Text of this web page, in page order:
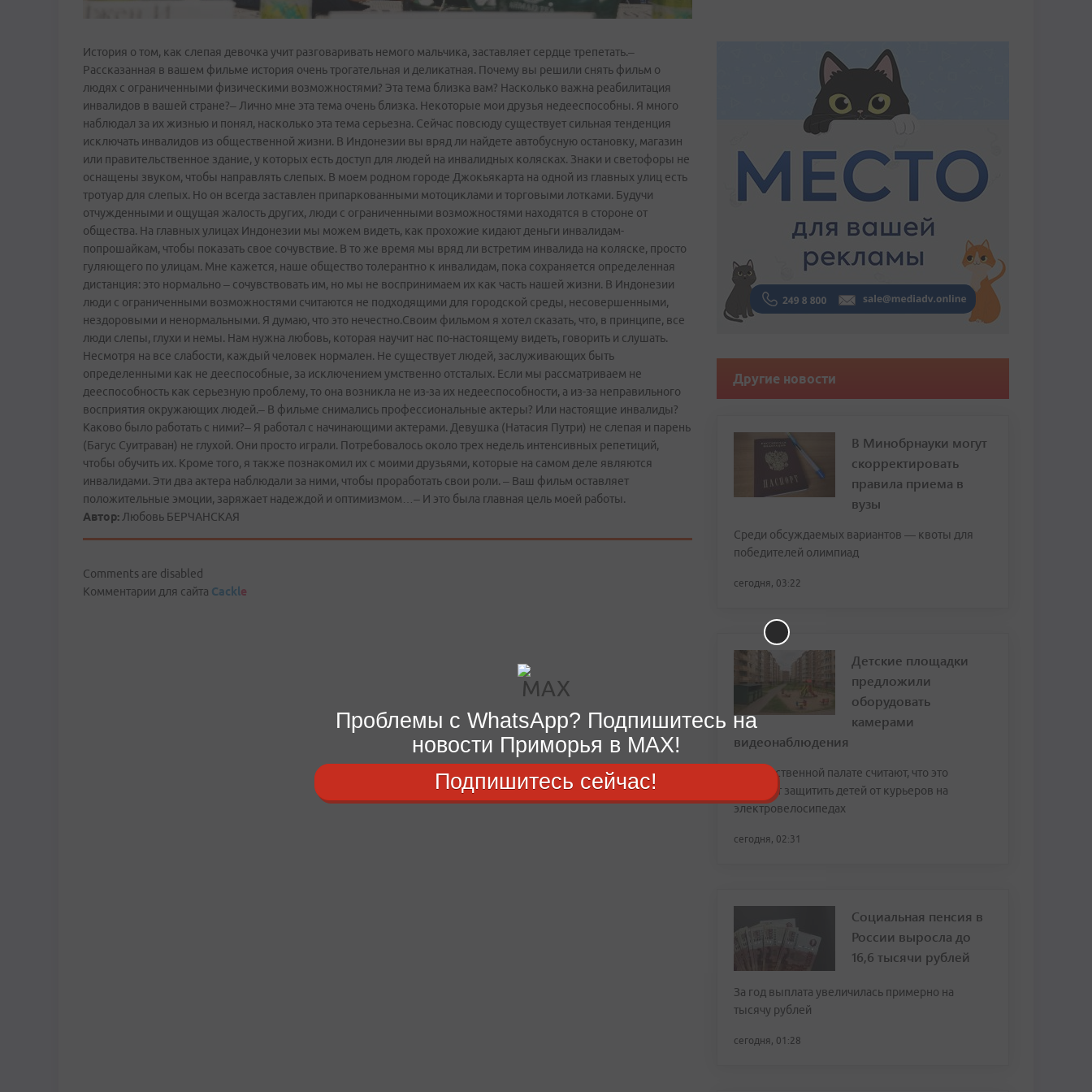
История о том, как слепая девочка учит разговаривать немого мальчика, заставляет сердце трепетать.–
Рассказанная в вашем фильме история очень трогательная и деликатная. Почему вы решили снять фильм о
людях с ограниченными физическими возможностями? Эта тема близка вам? Насколько важна реабилитация
инвалидов в вашей стране?– Лично мне эта тема очень близка. Некоторые мои друзья недееспособны. Я много
наблюдал за их жизнью и понял, насколько эта тема серьезна. Сейчас повсюду существует сильная тенденция
исключать инвалидов из общественной жизни. В Индонезии вы вряд ли найдете автобусную остановку, магазин
или правительственное здание, у которых есть доступ для людей на инвалидных колясках. Знаки и светофоры не
оснащены звуком, чтобы направлять слепых. В моем родном городе Джокьякарта на одной из главных улиц есть
тротуар для слепых. Но он всегда заставлен припаркованными мотоциклами и торговыми лотками. Будучи
отчужденными и ощущая жалость других, люди с ограниченными возможностями находятся в стороне от
общества. На главных улицах Индонезии мы можем видеть, как прохожие кидают деньги инвалидам-
попрошайкам, чтобы показать свое сочувствие. В то же время мы вряд ли встретим инвалида на коляске, просто
гуляющего по улицам. Мне кажется, наше общество толерантно к инвалидам, пока сохраняется определенная
дистанция: это нормально – сочувствовать им, но мы не воспринимаем их как часть нашей жизни. В Индонезии
люди с ограниченными возможностями считаются не подходящими для городской среды, несовершенными,
нездоровыми и ненормальными. Я думаю, что это нечестно.Своим фильмом я хотел сказать, что, в принципе, все
люди слепы, глухи и немы. Нам нужна любовь, которая научит нас по-настоящему видеть, говорить и слушать.
Несмотря на все слабости, каждый человек нормален. Не существует людей, заслуживающих быть
определенными как не дееспособные, за исключением умственно отсталых. Если мы рассматриваем не
дееспособность как серьезную проблему, то она возникла не из-за их недееспособности, а из-за неправильного
восприятия окружающих людей.– В фильме снимались профессиональные актеры? Или настоящие инвалиды?
Каково было работать с ними?– Я работал с начинающими актерами. Девушка (Натасия Путри) не слепая и парень
(Багус Суитраван) не глухой. Они просто играли. Потребовалось около трех недель интенсивных репетиций,
чтобы обучить их. Кроме того, я также познакомил их с моими друзьями, которые на самом деле являются
инвалидами. Эти два актера наблюдали за ними, чтобы проработать свои роли. – Ваш фильм оставляет
положительные эмоции, заряжает надеждой и оптимизмом…– И это была главная цель моей работы.
Автор: Любовь БЕРЧАНСКАЯ
Comments are disabled
Комментарии для сайта Cackle
Другие новости
В Минобрнауки могут
скорректировать
правила приема в
вузы
Среди обсуждаемых вариантов — квоты для
победителей олимпиад
сегодня, 03:22
Детские площадки
предложили
оборудовать
камерами
видеонаблюдения
В Общественной палате считают, что это
поможет защитить детей от курьеров на
электровелосипедах
сегодня, 02:31
Социальная пенсия в
России выросла до
16,6 тысячи рублей
За год выплата увеличилась примерно на
тысячу рублей
сегодня, 01:28
Проблемы с WhatsApp? Подпишитесь на
новости Приморья в MAX!
Подпишитесь сейчас!